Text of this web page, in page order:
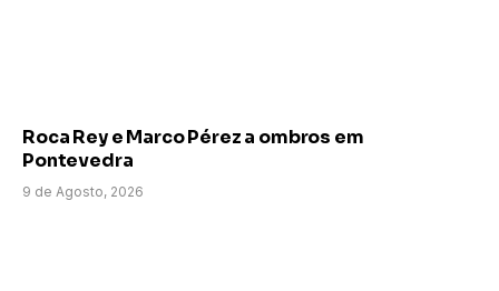
Roca Rey e Marco Pérez a ombros em
Pontevedra
9 de Agosto, 2026